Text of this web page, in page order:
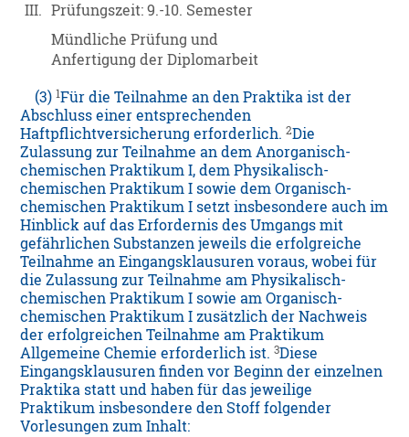
III. Prüfungszeit: 9.-10. Semester
Mündliche Prüfung und
Anfertigung der Diplomarbeit
(3)1Für die Teilnahme an den Praktika ist der
Abschluss einer entsprechenden
Haftpflichtversicherung erforderlich.2Die
Zulassung zur Teilnahme an dem Anorganisch-
chemischen Praktikum I, dem Physikalisch-
chemischen Praktikum I sowie dem Organisch-
chemischen Praktikum I setzt insbesondere auch im
Hinblick auf das Erfordernis des Umgangs mit
gefährlichen Substanzen jeweils die erfolgreiche
Teilnahme an Eingangsklausuren voraus, wobei für
die Zulassung zur Teilnahme am Physikalisch-
chemischen Praktikum I sowie am Organisch-
chemischen Praktikum I zusätzlich der Nachweis
der erfolgreichen Teilnahme am Praktikum
Allgemeine Chemie erforderlich ist.3Diese
Eingangsklausuren finden vor Beginn der einzelnen
Praktika statt und haben für das jeweilige
Praktikum insbesondere den Stoff folgender
Vorlesungen zum Inhalt: